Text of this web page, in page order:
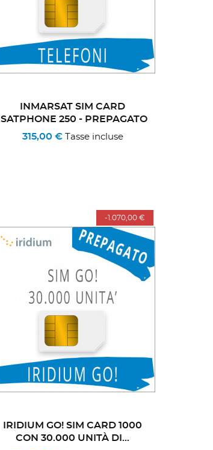
INMARSAT SIM CARD
ISATPHONE 250 - PREPAGATO
315,00 €Tasse incluse
-1.070,00 €
IRIDIUM GO! SIM CARD 1000
CON 30.000 UNITÀ DI...